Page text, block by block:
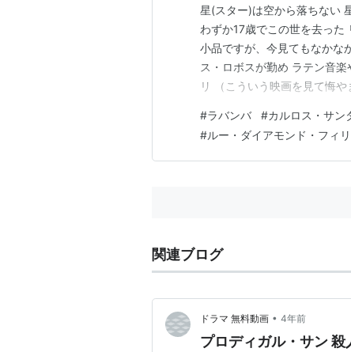
出版社/メーカー:
発売日:2005/
メディア:
DVD
クリック: 32回
この商品を含む
ビッグ・ヒッ
出版社/メーカー:
星(スター)は空から落ちない
わずか17歳でこの世を去っ
小品ですが、今見てもなかな
ス・ロボスが勤め ラテン音
リ （こういう映画を見て悔
カ人の高校生 いつか音楽で成
ます 夢もシン…
#ラバンバ #カルロス・サン
#ルー・ダイアモンド・フィ
関連ブログ
ドラマ 無料動画 • 4年前
プロディガル・サン